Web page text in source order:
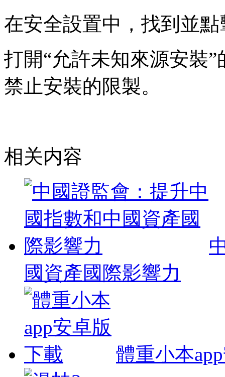
在安全設置中，找到並
打開“允許未知來源安裝
禁止安裝的限製。
相关内容
國資產國際影響力
體重小本